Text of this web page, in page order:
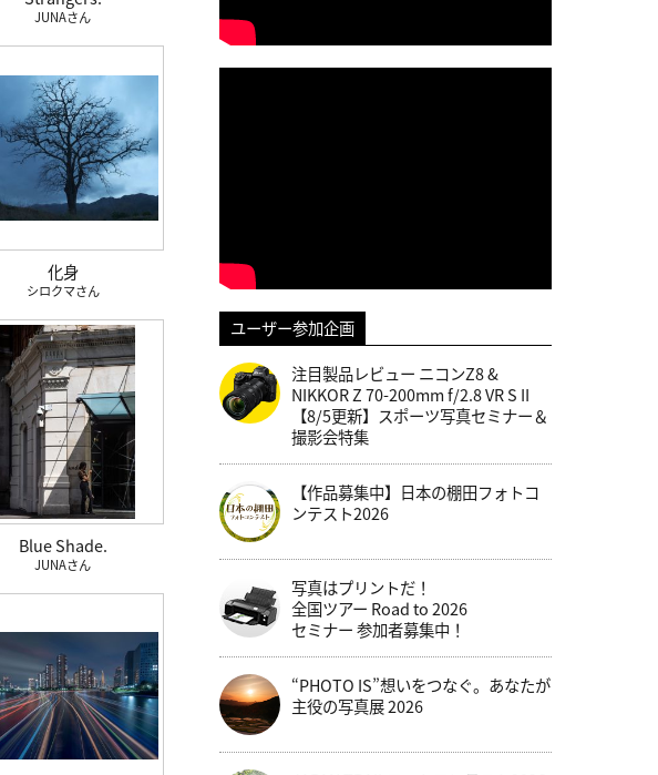
JUNA
化身
シロクマ
Blue Shade.
JUNA
ユーザー参加企画
注目製品レビュー ニコンZ8 &
NIKKOR Z 70-200mm f/2.8 VR S II
【8/5更新】スポーツ写真セミナー＆
撮影会特集
【作品募集中】日本の棚田フォトコ
ンテスト2026
写真はプリントだ！
全国ツアー Road to 2026
セミナー 参加者募集中！
“PHOTO IS”想いをつなぐ。あなたが
主役の写真展 2026